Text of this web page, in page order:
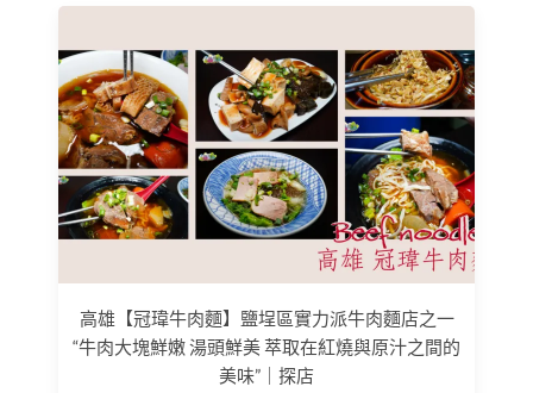
高雄【冠瑋牛肉麵】鹽埕區實力派牛肉麵店之一
“牛肉大塊鮮嫩 湯頭鮮美 萃取在紅燒與原汁之間的
美味”｜探店